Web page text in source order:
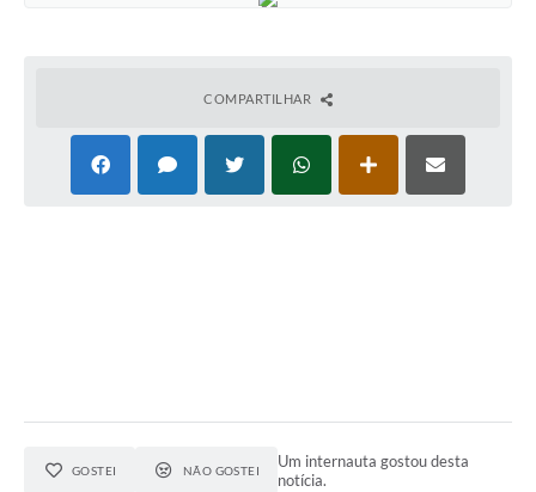
COMPARTILHAR
GOSTEI NÃO GOSTEI
Um internauta gostou desta
notícia.